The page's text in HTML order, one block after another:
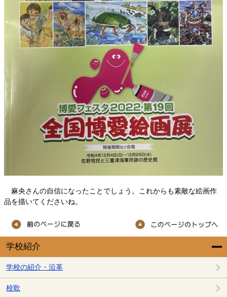
学校紹介
学校の紹介・沿革
校歌
麻央さんの自信になったことでしょう。これからも素敵な絵画作
品を描いてくださいね。